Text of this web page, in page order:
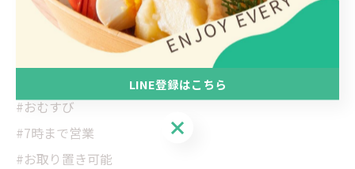
#大牟田市
#テイクアウト
#おむすび
#7時まで営業
#お取り置き可能
LINE登録はこちら
LINE登録はこちら